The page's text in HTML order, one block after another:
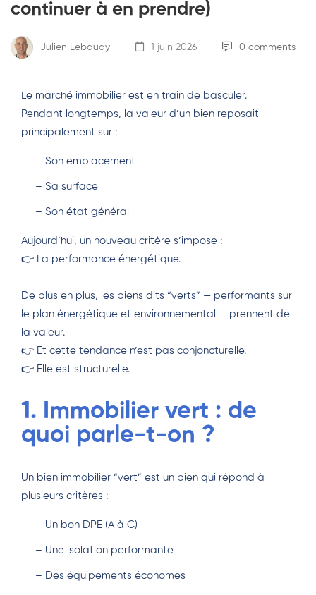
continuer à en prendre)
Julien Lebaudy 1 juin 2026 0 comments
Le marché immobilier est en train de basculer.
Pendant longtemps, la valeur d’un bien reposait
principalement sur :
– Son emplacement
– Sa surface
– Son état général
Aujourd’hui, un nouveau critère s’impose :
👉 La performance énergétique.
De plus en plus, les biens dits “verts” — performants sur
le plan énergétique et environnemental — prennent de
la valeur.
👉 Et cette tendance n’est pas conjoncturelle.
👉 Elle est structurelle.
1. Immobilier vert : de
quoi parle-t-on ?
Un bien immobilier “vert” est un bien qui répond à
plusieurs critères :
– Un bon DPE (A à C)
– Une isolation performante
– Des équipements économes